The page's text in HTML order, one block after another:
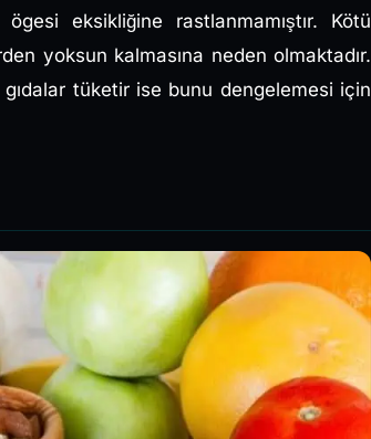
eksikliğine rastlanmamıştır. Kötü
yoksun kalmasına neden olmaktadır.
tüketir ise bunu dengelemesi için